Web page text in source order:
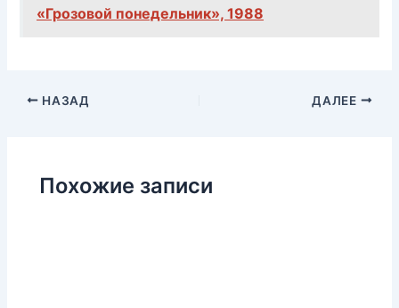
«Грозовой понедельник», 1988
НАЗАД ДАЛЕЕ
Похожие записи